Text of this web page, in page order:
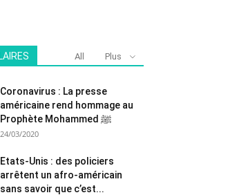
All Plus
Coronavirus : La presse
américaine rend hommage au
Prophète Mohammed ﷺ
24/03/2020
Etats-Unis : des policiers
arrêtent un afro-américain
sans savoir que c’est...